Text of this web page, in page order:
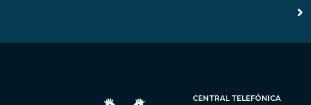
CENTRAL TELEFÓNICA